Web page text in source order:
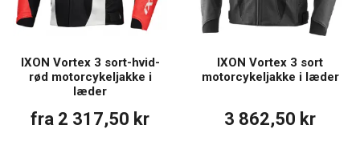
IXON Vortex 3 sort-hvid-
rød motorcykeljakke i
læder
fra 2 317,50 kr
IXON Vortex 3 sort
motorcykeljakke i læder
3 862,50 kr